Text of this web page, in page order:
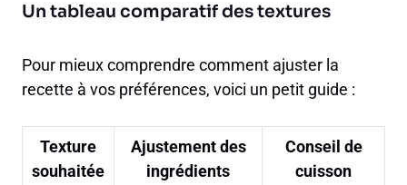
Un tableau comparatif des textures
Pour mieux comprendre comment ajuster la
recette à vos préférences, voici un petit guide :
Texture
souhaitée
Ajustement des
ingrédients
Conseil de
cuisson